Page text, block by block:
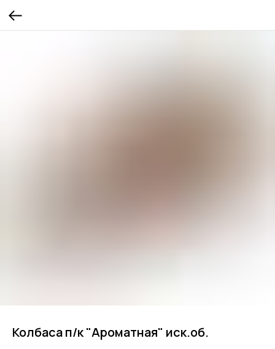
Колбаса п/к "Ароматная" иск.об.